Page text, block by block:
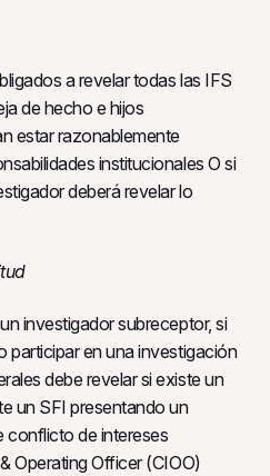
a revelar todas las IFS
de hecho e hijos
estar razonablemente
institucionales O si
deberá revelar lo
investigador subreceptor, si
participar en una investigación
debe revelar si existe un
un SFI presentando un
conflicto de intereses
Operating Officer (CIOO)